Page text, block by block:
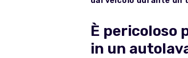
È pericoloso
in un